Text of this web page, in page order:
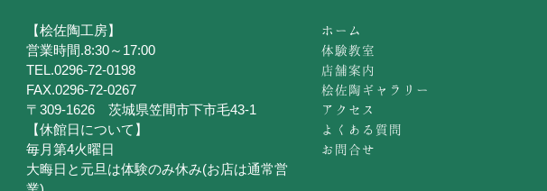
【桧佐陶工房】
営業時間.8:30～17:00
TEL.0296-72-0198
FAX.0296-72-0267
〒309-1626 茨城県笠間市下市毛43-1
【休館日について】
毎月第4火曜日
大晦日と元旦は体験のみ休み(お店は通常営
ホーム
体験教室
店舗案内
桧佐陶ギャラリー
アクセス
よくある質問
お問合せ